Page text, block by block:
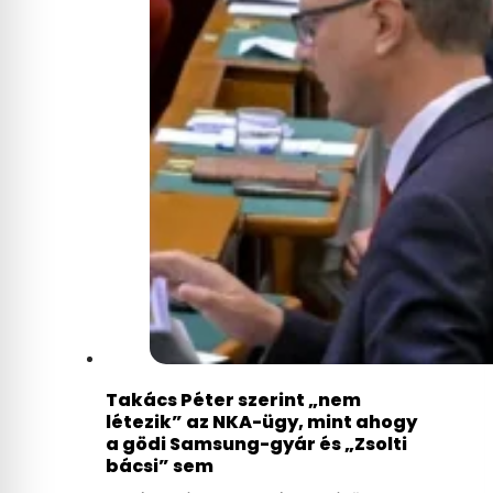
Takács Péter szerint „nem
létezik” az NKA-ügy, mint ahogy
a gödi Samsung-gyár és „Zsolti
bácsi” sem